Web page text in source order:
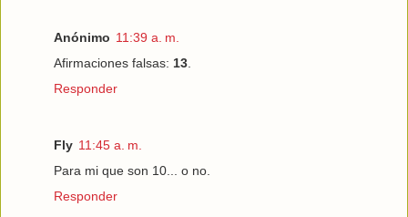
Anónimo 11:39 a. m.
Afirmaciones falsas: 13.
Responder
Fly 11:45 a. m.
Para mi que son 10... o no.
Responder